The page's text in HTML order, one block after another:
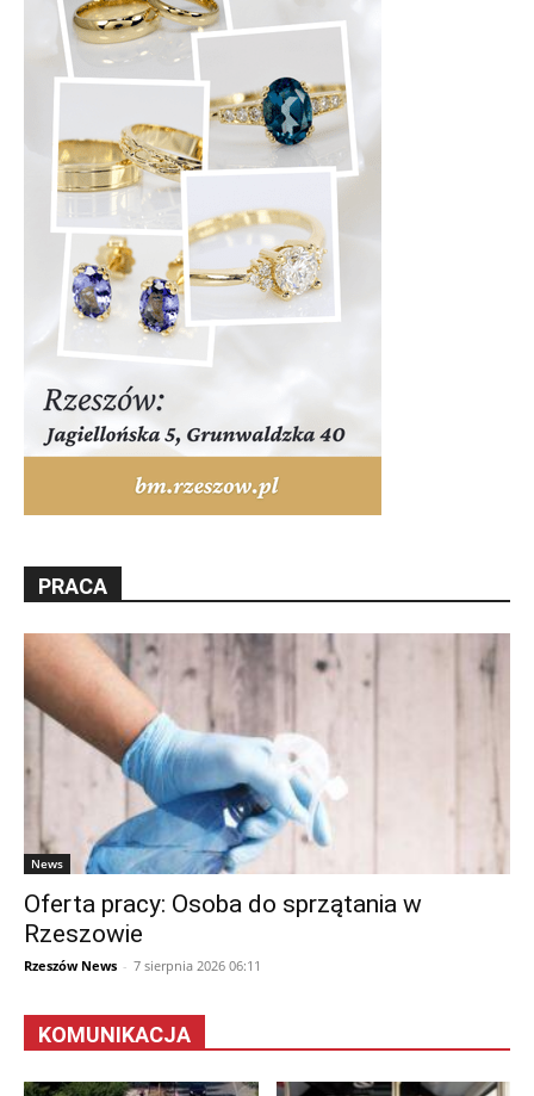
PRACA
News
Oferta pracy: Osoba do sprzątania w
Rzeszowie
Rzeszów News - 7 sierpnia 2026 06:11
KOMUNIKACJA